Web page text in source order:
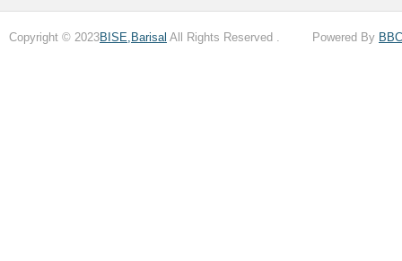
Copyright © 2023BISE,Barisal All Rights Reserved . Powered By